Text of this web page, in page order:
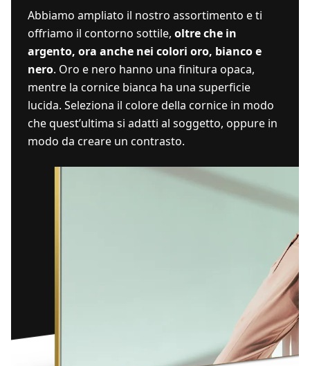
Abbiamo ampliato il nostro assortimento e ti
offriamo il contorno sottile, oltre che in
argento, ora anche nei colori oro, bianco e
nero. Oro e nero hanno una finitura opaca,
mentre la cornice bianca ha una superficie
lucida. Seleziona il colore della cornice in modo
che quest’ultima si adatti al soggetto, oppure in
modo da creare un contrasto.